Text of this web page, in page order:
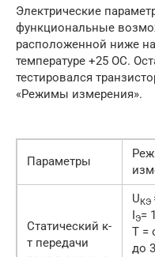
Электрические
функциональные
расположенной ниже
температуре +25 ОС.
тестировался
«Режимы измерения».
Параметры
Статический к-
т передачи
U КЭ
IЭ=
Т =
до